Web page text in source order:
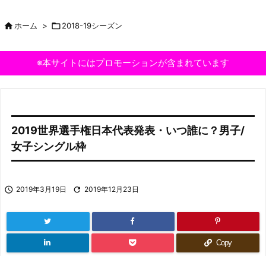
ホーム > 2018-19シーズン
※本サイトにはプロモーションが含まれています
2019世界選手権日本代表発表・いつ誰に？男子/
女子シングル枠
 2019年3月19日  2019年12月23日
Copy